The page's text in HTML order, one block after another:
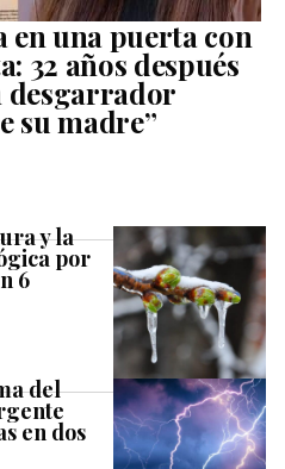
en una puerta con
32 años después
desgarrador
su madre”
y la
por
6
del
en dos